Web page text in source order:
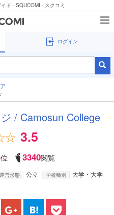
ド - SQUCOMI - スクコミ
ログイン
/ Camosun College
3.5
位 3340閲覧
運営形態 公立 学校種別
大学・大学